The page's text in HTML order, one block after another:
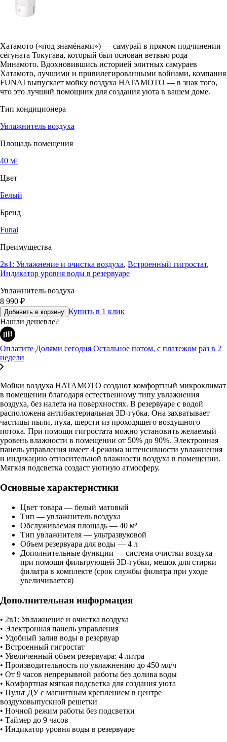
Хатамото («под знамёнами») — самурай в прямом подчинении
сёгуната Токугава, который был основан ветвью рода
Минамото. Вдохновившись историей элитных самураев
Хатамото, лучшими и привилегированными войнами, компания
FUNAI выпускает мойку воздуха HATAMOTO — в знак того,
что это лучший помощник для создания уюта в вашем доме.
Тип кондиционера
Увлажнитель воздуха
Площадь помещения
40 м²
Цвет
Белый
Бренд
Funai
Преимущества
2в1: Увлажнение и очистка воздуха, Встроенный гигростат,
Индикатор уровня воды в резервуаре
Увлажнитель воздуха
8 990 ₽
Добавить в корзину Купить в 1 клик
Нашли дешевле?
Оплатите Долями сегодня Остальное потом, с платежом раз в 2
недели
Мойки воздуха HATAMOTO создают комфортный микроклимат
в помещении благодаря естественному типу увлажнения
воздуха, без налета на поверхностях. В резервуаре с водой
расположена антибактериальная 3D-губка. Она захватывает
частицы пыли, пуха, шерсти из проходящего воздушного
потока. При помощи гигростата можно установить желаемый
уровень влажности в помещении от 50% до 90%. Электронная
панель управления имеет 4 режима интенсивности увлажнения
и индикацию относительной влажности воздуха в помещении.
Мягкая подсветка создаст уютную атмосферу.
Основные характеристики
Цвет товара — белый матовый
Тип — увлажнитель воздуха
Обслуживаемая площадь — 40 м²
Тип увлажнителя — ультразвуковой
Объем резервуара для воды — 4 л
Дополнительные функции — система очистки воздуха
при помощи фильтрующей 3D-губки, мешок для стирки
фильтра в комплекте (срок службы фильтра при уходе
увеличивается)
Дополнительная информация
• 2в1: Увлажнение и очистка воздуха
• Электронная панель управления
• Удобный залив воды в резервуар
• Встроенный гигростат
• Увеличенный объем резервуара: 4 литра
• Производительность по увлажнению до 450 мл/ч
• От 9 часов непрерывной работы без долива воды
• Комфортная мягкая подсветка для создания уюта
• Пульт ДУ с магнитным креплением в центре
воздуховыпускной решетки
• Ночной режим работы без подсветки
• Таймер до 9 часов
• Индикатор уровня воды в резервуаре